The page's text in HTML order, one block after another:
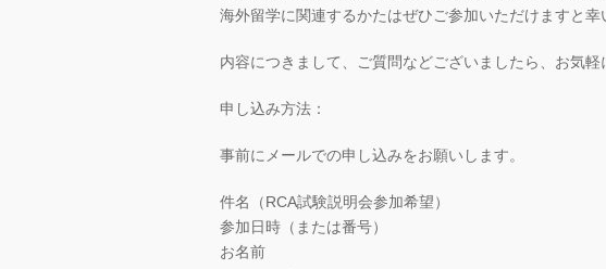
海外留学に関連するかたはぜひご参加いただけますと幸
内容につきまして、ご質問などございましたら、お気軽
申し込み方法：
事前にメールでの申し込みをお願いします。
件名（RCA試験説明会参加希望）
参加日時（または番号）
お名前